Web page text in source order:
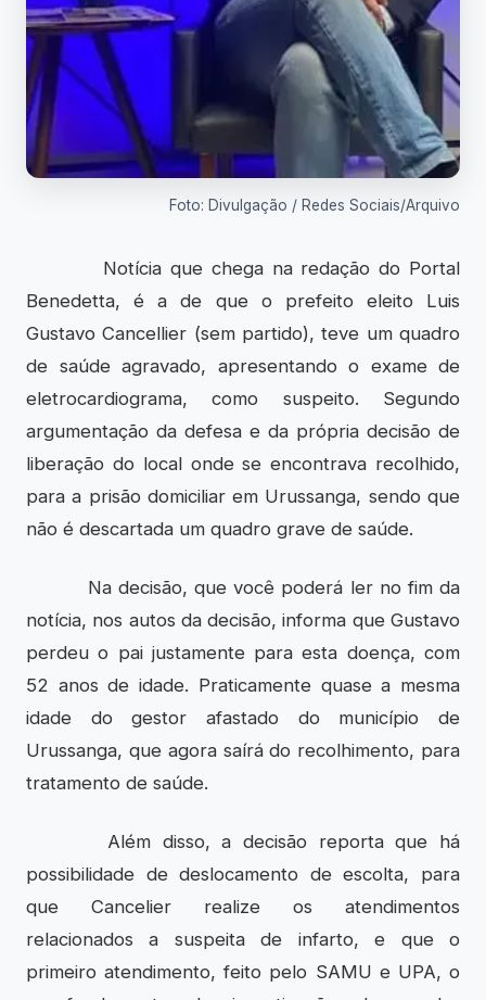
Foto: Divulgação / Redes Sociais/Arquivo
Notícia que chega na redação do Portal
Benedetta, é a de que o prefeito eleito Luis
Gustavo Cancellier (sem partido), teve um quadro
de saúde agravado, apresentando o exame de
eletrocardiograma, como suspeito. Segundo
argumentação da defesa e da própria decisão de
liberação do local onde se encontrava recolhido,
para a prisão domiciliar em Urussanga, sendo que
não é descartada um quadro grave de saúde.
Na decisão, que você poderá ler no fim da
notícia, nos autos da decisão, informa que Gustavo
perdeu o pai justamente para esta doença, com
52 anos de idade. Praticamente quase a mesma
idade do gestor afastado do município de
Urussanga, que agora saírá do recolhimento, para
tratamento de saúde.
Além disso, a decisão reporta que há
possibilidade de deslocamento de escolta, para
que Cancelier realize os atendimentos
relacionados a suspeita de infarto, e que o
primeiro atendimento, feito pelo SAMU e UPA, o